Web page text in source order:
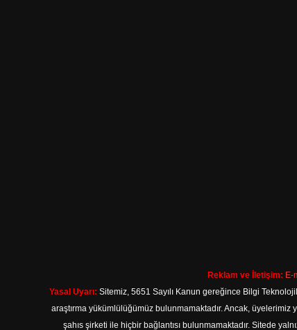
Reklam ve İletişim: E-
Yasal Uyarı: Sitemiz, 5651 Sayılı Kanun gereğince Bilgi
araştırma yükümlülüğümüz bulunmamaktadır. Ancak,
şahıs şirketi ile hiçbir bağlantısı bulunmamaktadır. Sitede